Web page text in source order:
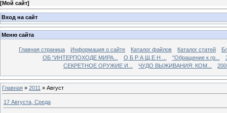
[Мой сайт]
Вход на сайт
Меню сайта
Главная страница Информация о сайте Каталог файлов Каталог статей
ОБ “ИНТЕРПОХОДЕ МИРА...
О Б Р А Щ Е Н ... "Обращение к гр...
СЕКРЕТНОЕ ОРУЖИЕ И...
ЧУДО ВЫЖИВАНИЯ: КОМ...
Главная » 2011 » Август
17 Августа, Среда